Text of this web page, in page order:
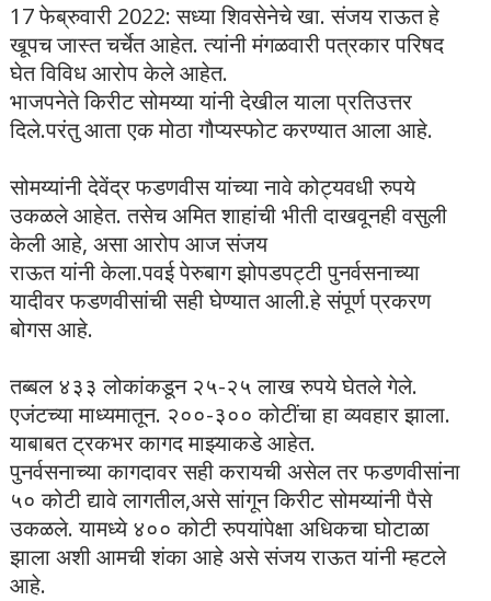
17 फेब्रुवारी 2022: सध्या शिवसेनेचे खा. संजय राऊत हे
खूपच जास्त चर्चेत आहेत. त्यांनी मंगळवारी पत्रकार परिषद
घेत विविध आरोप केले आहेत.
भाजपनेते किरीट सोमय्या यांनी देखील याला प्रतिउत्तर
दिले.परंतु आता एक मोठा गौप्यस्फोट करण्यात आला आहे.
सोमय्यांनी देवेंद्र फडणवीस यांच्या नावे कोट्यवधी रुपये
उकळले आहेत. तसेच अमित शाहांची भीती दाखवूनही वसुली
केली आहे, असा आरोप आज संजय
राऊत यांनी केला.पवई पेरुबाग झोपडपट्टी पुनर्वसनाच्या
यादीवर फडणवीसांची सही घेण्यात आली.हे संपूर्ण प्रकरण
बोगस आहे.
तब्बल ४३३ लोकांकडून २५-२५ लाख रुपये घेतले गेले.
एजंटच्या माध्यमातून. २००-३०० कोटींचा हा व्यवहार झाला.
याबाबत ट्रकभर कागद माझ्याकडे आहेत.
पुनर्वसनाच्या कागदावर सही करायची असेल तर फडणवीसांना
५० कोटी द्यावे लागतील,असे सांगून किरीट सोमय्यांनी पैसे
उकळले. यामध्ये ४०० कोटी रुपयांपेक्षा अधिकचा घोटाळा
झाला अशी आमची शंका आहे असे संजय राऊत यांनी म्हटले
आहे.